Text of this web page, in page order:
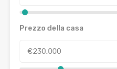
Prezzo della casa